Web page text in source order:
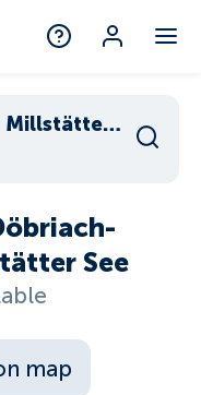
Döbriach-Radenthein am Millstätter See
See
map